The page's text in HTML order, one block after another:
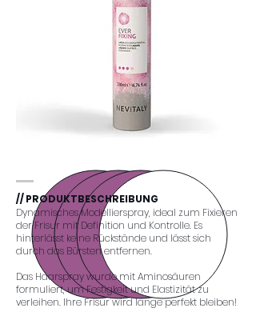
// PRODUKTBESCHREIBUNG
Dynamisches Modellierspray, ideal zum Fixieren
der Frisur mit Definition und Kontrolle. Es
hinterlässt keine Rückstände und lässt sich
durch das Bürsten entfernen.
Das Haarspray wurde mit Aminosäuren
formuliert, um Festigkeit und Elastizität zu
verleihen. Ihre Frisur wird lange perfekt bleiben!